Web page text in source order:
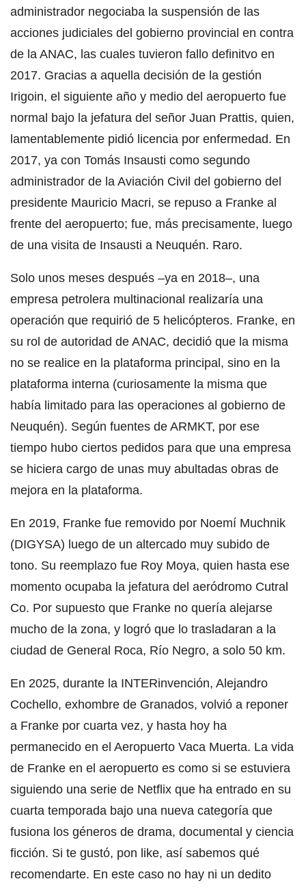
administrador negociaba la suspensión de las
acciones judiciales del gobierno provincial en contra
de la ANAC, las cuales tuvieron fallo definitvo en
2017. Gracias a aquella decisión de la gestión
Irigoin, el siguiente año y medio del aeropuerto fue
normal bajo la jefatura del señor Juan Prattis, quien,
lamentablemente pidió licencia por enfermedad. En
2017, ya con Tomás Insausti como segundo
administrador de la Aviación Civil del gobierno del
presidente Mauricio Macri, se repuso a Franke al
frente del aeropuerto; fue, más precisamente, luego
de una visita de Insausti a Neuquén. Raro.
Solo unos meses después –ya en 2018–, una
empresa petrolera multinacional realizaría una
operación que requirió de 5 helicópteros. Franke, en
su rol de autoridad de ANAC, decidió que la misma
no se realice en la plataforma principal, sino en la
plataforma interna (curiosamente la misma que
había limitado para las operaciones al gobierno de
Neuquén). Según fuentes de ARMKT, por ese
tiempo hubo ciertos pedidos para que una empresa
se hiciera cargo de unas muy abultadas obras de
mejora en la plataforma.
En 2019, Franke fue removido por Noemí Muchnik
(DIGYSA) luego de un altercado muy subido de
tono. Su reemplazo fue Roy Moya, quien hasta ese
momento ocupaba la jefatura del aeródromo Cutral
Co. Por supuesto que Franke no quería alejarse
mucho de la zona, y logró que lo trasladaran a la
ciudad de General Roca, Río Negro, a solo 50 km.
En 2025, durante la INTERinvención, Alejandro
Cochello, exhombre de Granados, volvió a reponer
a Franke por cuarta vez, y hasta hoy ha
permanecido en el Aeropuerto Vaca Muerta. La vida
de Franke en el aeropuerto es como si se estuviera
siguiendo una serie de Netflix que ha entrado en su
cuarta temporada bajo una nueva categoría que
fusiona los géneros de drama, documental y ciencia
ficción. Si te gustó, pon like, así sabemos qué
recomendarte. En este caso no hay ni un dedito